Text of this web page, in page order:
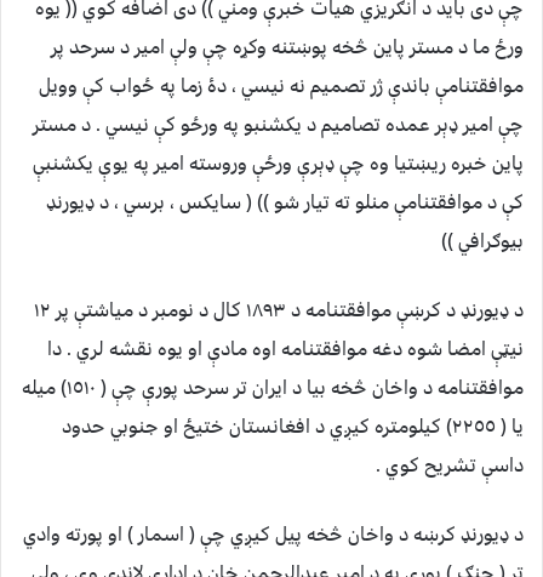
چې دی بايد د انګريزي هيات خبرې ومني )) دی اضافه کوي (( يوه
ورځ ما د مستر پاين څخه پوښتنه وکړه چې ولې امير د سرحد پر
موافقتنامې باندې ژر تصميم نه نيسي ، دۀ زما په ځواب کې وويل
چې امير ډېر عمده تصاميم د يکشنبو په ورځو کې نيسي . د مستر
پاين خبره ريښتيا وه چې ډېرې ورځې وروسته امير په يوې يکشنبې
کې د موافقتنامې منلو ته تيار شو )) ( سايکس ، برسي ، د ډيورنډ
بيوګرافي ))
د ډيورنډ د کرښې موافقتنامه د ١٨٩٣ کال د نومبر د مياشتې پر ١٢
نيټې امضا شوه دغه موافقتنامه اوه مادې او يوه نقشه لري . دا
موافقتنامه د واخان څخه بيا د ايران تر سرحد پورې چې ( ١٥١٠) ميله
يا ( ٢٢٥٥) کيلومتره کيږي د افغانستان ختيځ او جنوبي حدود
داسې تشريح کوي .
د ډيورنډ کرښه د واخان څخه پيل کيږي چې ( اسمار ) او پورته وادي